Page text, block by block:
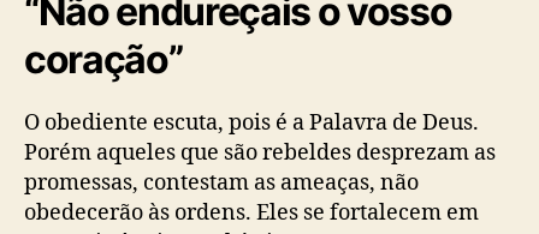
“Não endureçais o vosso
coração”
O obediente escuta, pois é a Palavra de Deus.
Porém aqueles que são rebeldes desprezam as
promessas, contestam as ameaças, não
obedecerão às ordens. Eles se fortalecem em